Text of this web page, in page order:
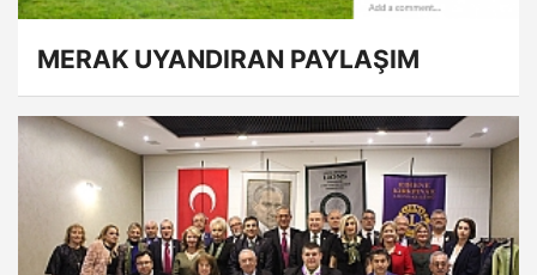
MERAK UYANDIRAN PAYLAŞIM